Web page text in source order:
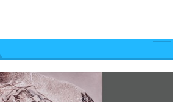
终
命
运〉
中
案
圣
路